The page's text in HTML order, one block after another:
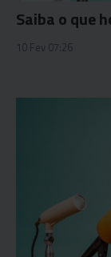
Saiba o que
10 Fev 07:26